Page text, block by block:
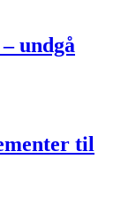
undgå
til